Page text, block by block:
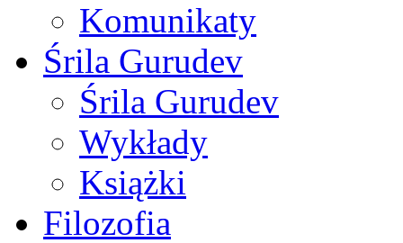
Komunikaty
Śrila Gurudev
Śrila Gurudev
Wykłady
Książki
Filozofia